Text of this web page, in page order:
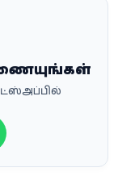
இணையுங்கள்